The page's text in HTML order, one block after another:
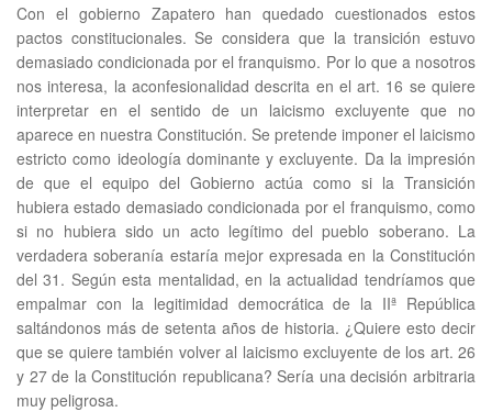
Con el gobierno Zapatero han quedado cuestionados estos
pactos constitucionales. Se considera que la transición estuvo
demasiado condicionada por el franquismo. Por lo que a nosotros
nos interesa, la aconfesionalidad descrita en el art. 16 se quiere
interpretar en el sentido de un laicismo excluyente que no
aparece en nuestra Constitución. Se pretende imponer el laicismo
estricto como ideología dominante y excluyente. Da la impresión
de que el equipo del Gobierno actúa como si la Transición
hubiera estado demasiado condicionada por el franquismo, como
si no hubiera sido un acto legítimo del pueblo soberano. La
verdadera soberanía estaría mejor expresada en la Constitución
del 31. Según esta mentalidad, en la actualidad tendríamos que
empalmar con la legitimidad democrática de la IIª República
saltándonos más de setenta años de historia. ¿Quiere esto decir
que se quiere también volver al laicismo excluyente de los art. 26
y 27 de la Constitución republicana? Sería una decisión arbitraria
muy peligrosa.